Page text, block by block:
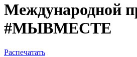
Международной
#МЫВМЕСТЕ
Распечатать